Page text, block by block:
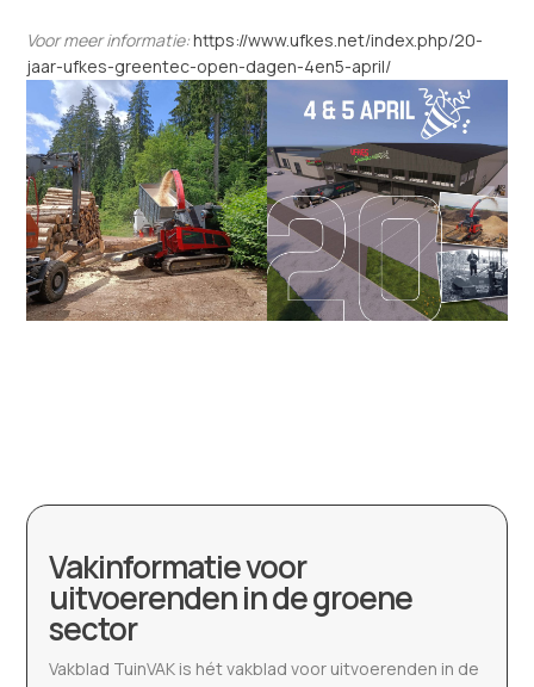
Voor meer informatie:https://www.ufkes.net/index.php/20-
jaar-ufkes-greentec-open-dagen-4en5-april/
Vakinformatie voor
uitvoerenden in de groene
sector
Vakblad TuinVAK is hét vakblad voor uitvoerenden in de